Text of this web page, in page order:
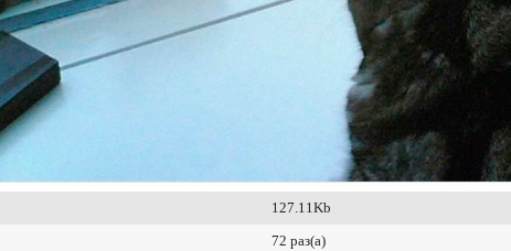
127.11Kb
72 раз(а)